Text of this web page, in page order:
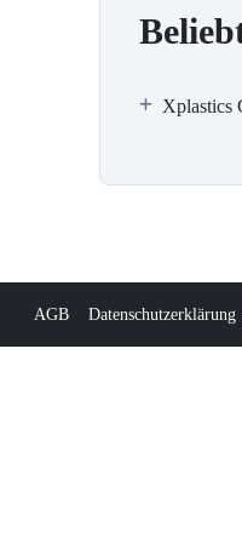
Xplastics
AGB Datenschutzerklärung